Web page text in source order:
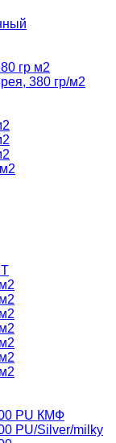
гр м2
380 гр/м2
PU КМФ
PU/Silver/milky